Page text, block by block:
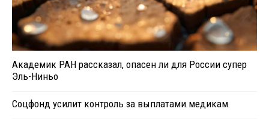
Академик РАН рассказал, опасен ли для России супер
Эль-Ниньо
Соцфонд усилит контроль за выплатами медикам